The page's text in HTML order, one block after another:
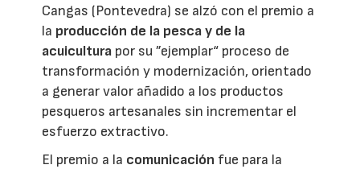
Cangas (Pontevedra) se alzó con el premio a
la producción de la pesca y de la
acuicultura por su ”ejemplar“ proceso de
transformación y modernización, orientado
a generar valor añadido a los productos
pesqueros artesanales sin incrementar el
esfuerzo extractivo.
El premio a la comunicación fue para la